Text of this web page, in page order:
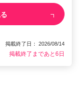
掲載終了日： 2026/08/14
掲載終了まであと6日